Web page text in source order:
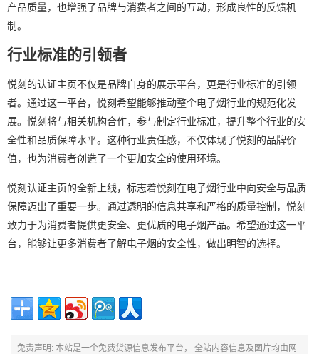
产品质量，也增强了品牌与消费者之间的互动，形成良性的反馈机
制。
行业标准的引领者
悦刻的认证主页不仅是品牌自身的展示平台，更是行业标准的引领
者。通过这一平台，悦刻希望能够推动整个电子烟行业的规范化发
展。悦刻将与相关机构合作，参与制定行业标准，提升整个行业的安
全性和品质保障水平。这种行业责任感，不仅体现了悦刻的品牌价
值，也为消费者创造了一个更加安全的使用环境。
悦刻认证主页的全新上线，标志着悦刻在电子烟行业中向安全与品质
保障迈出了重要一步。通过透明的信息共享和严格的质量控制，悦刻
致力于为消费者提供更安全、更优质的电子烟产品。希望通过这一平
台，能够让更多消费者了解电子烟的安全性，做出明智的选择。
免责声明: 本站是一个免费货源信息发布平台， 全站内容信息及图片均由网